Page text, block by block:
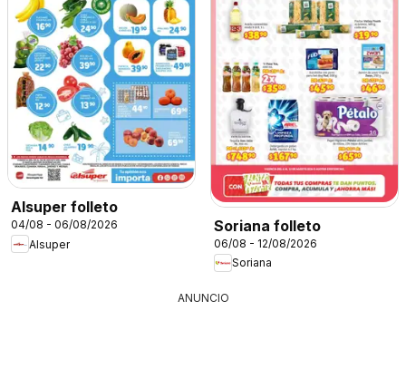
Alsuper folleto
04/08 - 06/08/2026
Alsuper
Soriana folleto
06/08 - 12/08/2026
Soriana
ANUNCIO